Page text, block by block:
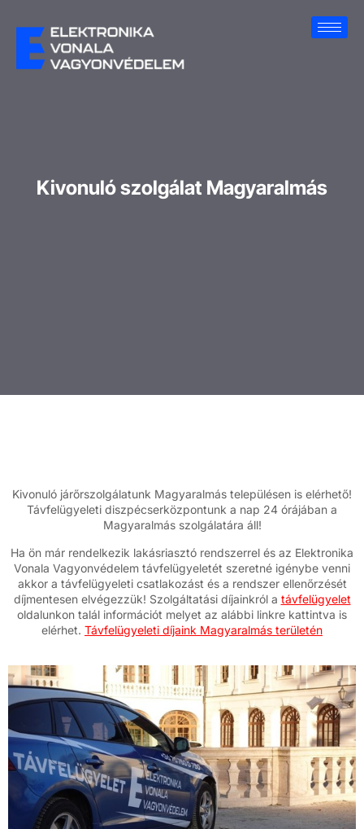
Kivonuló szolgálat Magyaralmás
Kivonuló járőrszolgálatunk Magyaralmás településen is elérhető!
Távfelügyeleti diszpécserközpontunk a nap 24 órájában a
Magyaralmás szolgálatára áll!
Ha ön már rendelkezik lakásriasztó rendszerrel és az Elektronika
Vonala Vagyonvédelem távfelügyeletét szeretné igénybe venni
akkor a távfelügyeleti csatlakozást és a rendszer ellenőrzését
díjmentesen elvégezzük! Szolgáltatási díjainkról a távfelügyelet
oldalunkon talál információt melyet az alábbi linkre kattintva is
elérhet. Távfelügyeleti díjaink Magyaralmás területén